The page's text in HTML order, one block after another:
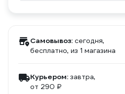
Самовывоз: сегодня,
бесплатно, из 1 магазина
Курьером: завтра,
от 290 ₽